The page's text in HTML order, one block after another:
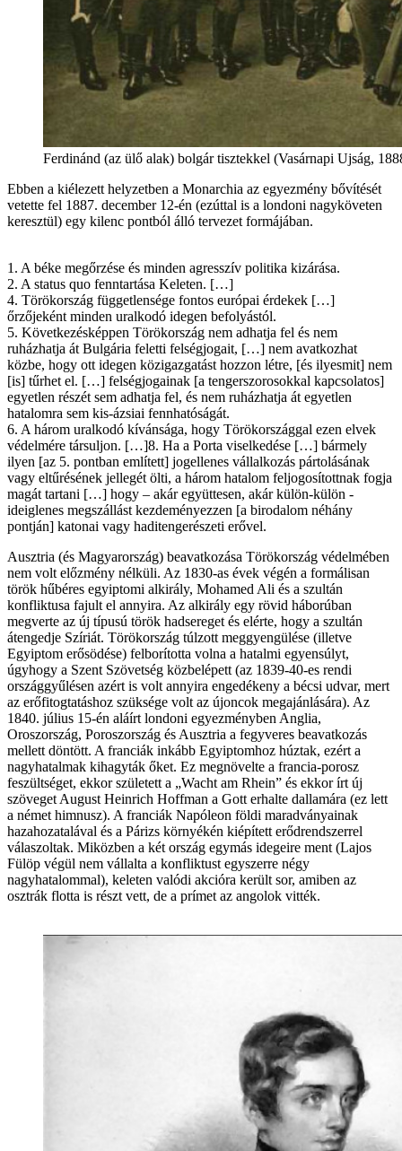
Ferdinánd (az ülő alak) bolgár tisztekkel (Vasárnapi Ujság,
Ebben a kiélezett helyzetben a Monarchia az egyezmény bővítését
vetette fel 1887. december 12-én (ezúttal is a londoni nagyköveten
keresztül) egy kilenc pontból álló tervezet formájában.
1. A béke megőrzése és minden agresszív politika kizárása.
2. A status quo fenntartása Keleten. […]
4. Törökország függetlensége fontos európai érdekek […]
őrzőjeként minden uralkodó idegen befolyástól.
5. Következésképpen Törökország nem adhatja fel és nem
ruházhatja át Bulgária feletti felségjogait, […] nem avatkozhat
közbe, hogy ott idegen közigazgatást hozzon létre, [és ilyesmit] nem
[is] tűrhet el. […] felségjogainak [a tengerszorosokkal kapcsolatos]
egyetlen részét sem adhatja fel, és nem ruházhatja át egyetlen
hatalomra sem kis-ázsiai fennhatóságát.
6. A három uralkodó kívánsága, hogy Törökországgal ezen elvek
védelmére társuljon. […]8. Ha a Porta viselkedése […] bármely
ilyen [az 5. pontban említett] jogellenes vállalkozás pártolásának
vagy eltűrésének jellegét ölti, a három hatalom feljogosítottnak fogja
magát tartani […] hogy – akár együttesen, akár külön-külön -
ideiglenes megszállást kezdeményezzen [a birodalom néhány
pontján] katonai vagy haditengerészeti erővel.
Ausztria (és Magyarország) beavatkozása Törökország védelmében
nem volt előzmény nélküli. Az 1830-as évek végén a formálisan
török hűbéres egyiptomi alkirály, Mohamed Ali és a szultán
konfliktusa fajult el annyira. Az alkirály egy rövid háborúban
megverte az új típusú török hadsereget és elérte, hogy a szultán
átengedje Szíriát. Törökország túlzott meggyengülése (illetve
Egyiptom erősödése) felborította volna a hatalmi egyensúlyt,
úgyhogy a Szent Szövetség közbelépett (az 1839-40-es rendi
országgyűlésen azért is volt annyira engedékeny a bécsi udvar, mert
az erőfitogtatáshoz szüksége volt az újoncok megajánlására). Az
1840. július 15-én aláírt londoni egyezményben Anglia,
Oroszország, Poroszország és Ausztria a fegyveres beavatkozás
mellett döntött. A franciák inkább Egyiptomhoz húztak, ezért a
nagyhatalmak kihagyták őket. Ez megnövelte a francia-porosz
feszültséget, ekkor született a „Wacht am Rhein” és ekkor írt új
szöveget August Heinrich Hoffman a Gott erhalte dallamára (ez lett
a német himnusz). A franciák Napóleon földi maradványainak
hazahozatalával és a Párizs környékén kiépített erődrendszerrel
válaszoltak. Miközben a két ország egymás idegeire ment (Lajos
Fülöp végül nem vállalta a konfliktust egyszerre négy
nagyhatalommal), keleten valódi akcióra került sor, amiben az
osztrák flotta is részt vett, de a prímet az angolok vitték.